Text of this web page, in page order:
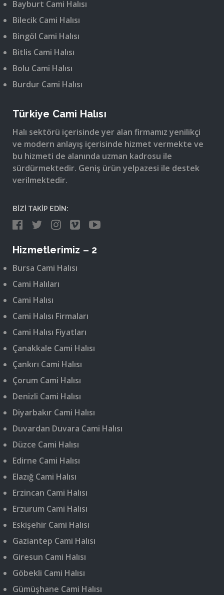
Bayburt Cami Halısı
Bilecik Cami Halısı
Bingöl Cami Halısı
Bitlis Cami Halısı
Bolu Cami Halısı
Burdur Cami Halısı
Türkiye Cami Halısı
Halı sektörü içerisinde yer alan firmamız yenilikçi
ve modern anlayış içerisinde hizmet vermekte ve
bu hizmeti de alanında uzman kadrosu ile
sürdürmektedir. Geniş ürün yelpazesi ile destek
verilmektedir.
BİZİ TAKİP EDİN:
Hizmetlerimiz – 2
Bursa Cami Halısı
Cami Halıları
Cami Halısı
Cami Halısı Firmaları
Cami Halısı Fiyatları
Çanakkale Cami Halısı
Çankırı Cami Halısı
Çorum Cami Halısı
Denizli Cami Halısı
Diyarbakır Cami Halısı
Duvardan Duvara Cami Halısı
Düzce Cami Halısı
Edirne Cami Halısı
Elazığ Cami Halısı
Erzincan Cami Halısı
Erzurum Cami Halısı
Eskişehir Cami Halısı
Gaziantep Cami Halısı
Giresun Cami Halısı
Göbekli Cami Halısı
Gümüşhane Cami Halısı